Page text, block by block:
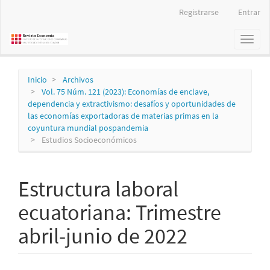
principal
Registrarse Entrar
Toggle
Inicio
Archivos
Vol. 75 Núm. 121 (2023): Economías de enclave,
dependencia y extractivismo: desafíos y oportunidades de
las economías exportadoras de materias primas en la
coyuntura mundial pospandemia
Estudios Socioeconómicos
Estructura laboral
ecuatoriana: Trimestre
abril-junio de 2022